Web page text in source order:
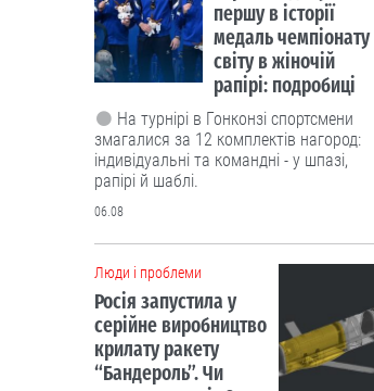
Росія запустила у
серійне виробництво
крилату ракету
“Бандероль”. Чи
маємо протидію?
Ворог активно використовує цю
зброю насамперед по
причорноморських областях -
Херсонській, Миколаївській та Одеській.
Політика